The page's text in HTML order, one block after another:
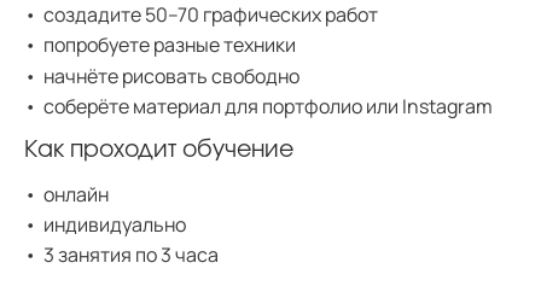
создадите 50–70 графических работ
попробуете разные техники
начнёте рисовать свободно
соберёте материал для портфолио или Instagram
Как проходит обучение
онлайн
индивидуально
3 занятия по 3 часа